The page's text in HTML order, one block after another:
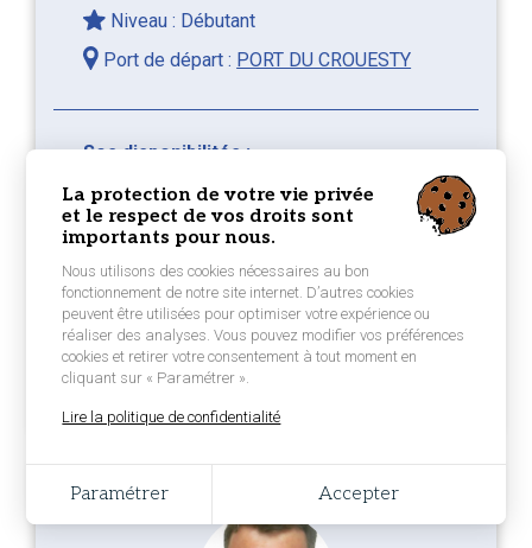
Niveau : Débutant
Port de départ : PORT DU CROUESTY
Ses disponibilités :
PORT DU CROUESTY
Disponible tout le temps
Bonjour, Libre pendant cette période là. De
préférence à la journée. Cordialement
Christian Galés
LUI PROPOSER UNE NAVIGATION
La protection de votre vie privée
et le respect de vos droits sont
importants pour nous.
Nous utilisons des cookies nécessaires au bon
fonctionnement de notre site internet. D’autres cookies
peuvent être utilisées pour optimiser votre expérience ou
réaliser des analyses. Vous pouvez modifier vos préférences
cookies et retirer votre consentement à tout moment en
cliquant sur « Paramétrer ».
Lire la politique de confidentialité
Paramétrer Accepter